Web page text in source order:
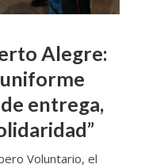
Alegre:
uniforme
entrega,
Voluntario, el